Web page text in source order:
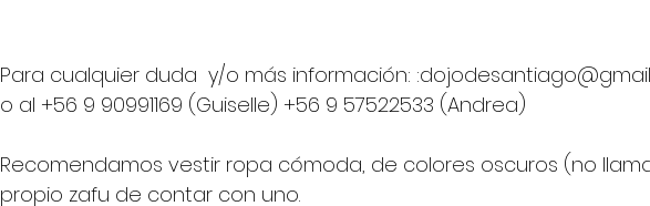
Para cualquier duda  y/o más información:
o al +56 9 90991169 (Guiselle) +56 9 57522533 (Andrea)
Recomendamos vestir ropa cómoda, de colores oscuros (no
propio zafu de contar con uno.